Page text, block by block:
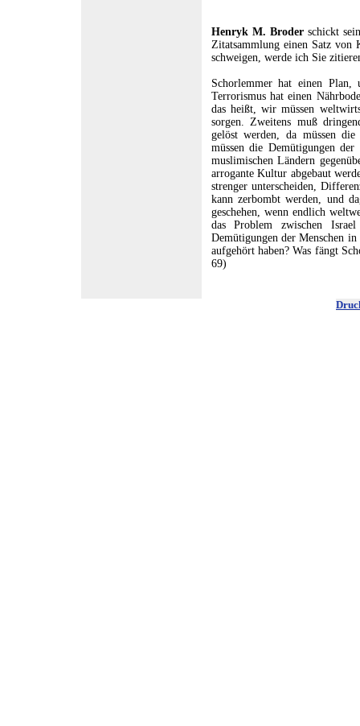
Henryk M. Broderschickt
Zitatsammlung einen Satz
schweigen, werde ich Sie
Schorlemmer hat einen
Terrorismus hat einen
das heißt, wir müssen
sorgen. Zweitens muß
gelöst werden, da müssen
müssen die Demütigungen
muslimischen Ländern
arrogante Kultur abgebaut
strenger unterscheiden,
kann zerbombt werden, und
geschehen, wenn endlich
das Problem zwischen
Demütigungen der Menschen
aufgehört haben? Was fängt
69)